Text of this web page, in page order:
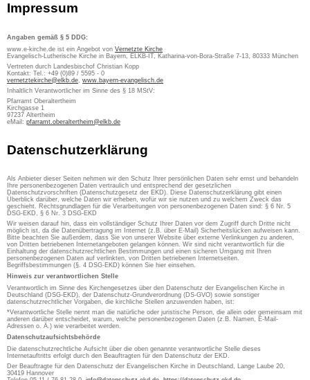
Impressum
Angaben gemäß § 5 DDG:
www.e-kirche.de ist ein Angebot von Vernetzte Kirche
Evangelisch-Lutherische Kirche in Bayern, ELKB-IT, Katharina-von-Bora-Straße 7-13, 80333 München
Vertreten durch Landesbischof Christian Kopp
Kontakt: Tel.: +49 (0)89 / 5595 - 0
vernetztekirche@elkb.de, www.bayern-evangelisch.de
Inhaltlich Verantwortlicher im Sinne des § 18 MStV:
Pfarramt Oberaltertheim
Kirchgasse 1
97237 Altertheim
eMail: pfarramt.oberaltertheim@elkb.de
Datenschutzerklärung
Als Anbieter dieser Seiten nehmen wir den Schutz Ihrer persönlichen Daten sehr ernst und behandeln
Ihre personenbezogenen Daten vertraulich und entsprechend der gesetzlichen
Datenschutzvorschriften (Datenschutzgesetz der EKD). Diese Datenschutzerklärung gibt einen
Überblick darüber, welche Daten wir erheben, wofür wir sie nutzen und zu welchem Zweck das
geschieht. Rechtsgrundlagen für die Verarbeitungen von personenbezogenen Daten sind: § 6 Nr. 5
DSG-EKD, § 6 Nr. 3 DSG-EKD
Wir weisen darauf hin, dass ein vollständiger Schutz Ihrer Daten vor dem Zugriff durch Dritte nicht
möglich ist, da die Datenübertragung im Internet (z.B. über E-Mail) Sicherheitslücken aufweisen kann.
Bitte beachten Sie außerdem, dass Sie von unserer Website über externe Verlinkungen zu anderen,
von Dritten betriebenen Internetangeboten gelangen können. Wir sind nicht verantwortlich für die
Einhaltung der datenschutzrechtlichen Bestimmungen und einen sicheren Umgang mit Ihren
personenbezogenen Daten auf verlinkten, von Dritten betriebenen Internetseiten.
Begriffsbestimmungen (§. 4 DSG-EKD) können Sie hier einsehen.
Hinweis zur verantwortlichen Stelle
Verantwortlich im Sinne des Kirchengesetzes über den Datenschutz der Evangelischen Kirche in
Deutschland (DSG-EKD), der Datenschutz-Grundverordnung (DS-GVO) sowie sonstiger
datenschutzrechtlicher Vorgaben, die kirchliche Stellen anzuwenden haben, ist:
*Verantwortliche Stelle nennt man die natürliche oder juristische Person, die allein oder gemeinsam mit
anderen darüber entscheidet, warum, welche personenbezogenen Daten (z.B. Namen, E-Mail-
Adressen o. Ä.) wie verarbeitet werden.
Datenschutzaufsichtsbehörde
Die datenschutzrechtliche Aufsicht über die oben genannte verantwortliche Stelle dieses
Internetauftritts erfolgt durch den Beauftragten für den Datenschutz der EKD.
Der Beauftragte für den Datenschutz der Evangelischen Kirche in Deutschland, Lange Laube 20,
30419 Hannover